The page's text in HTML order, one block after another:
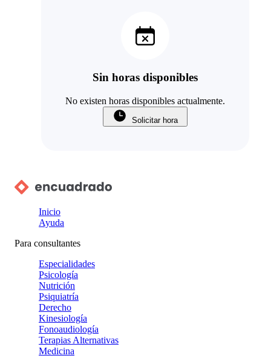
Sin horas disponibles
No existen horas disponibles actualmente.
Solicitar hora
Inicio
Ayuda
Para consultantes
Especialidades
Psicología
Nutrición
Psiquiatría
Derecho
Kinesiología
Fonoaudiología
Terapias Alternativas
Medicina